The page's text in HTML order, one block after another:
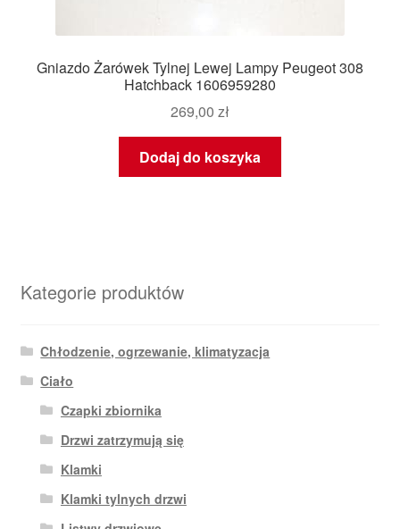
Gniazdo Żarówek Tylnej Lewej Lampy Peugeot 308
Hatchback 1606959280
269,00 zł
Dodaj do koszyka
Kategorie produktów
Chłodzenie, ogrzewanie, klimatyzacja
Ciało
Czapki zbiornika
Drzwi zatrzymują się
Klamki
Klamki tylnych drzwi